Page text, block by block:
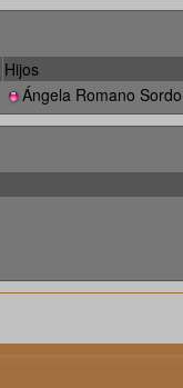
Hijos
Ángela Romano Sordo